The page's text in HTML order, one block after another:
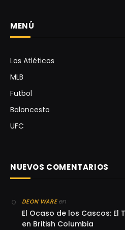
MENÚ
Los Atléticos
MLB
Futbol
Baloncesto
UFC
NUEVOS COMENTARIOS
DEON WAREen
El Ocaso de los Cascos: El
en British Columbia